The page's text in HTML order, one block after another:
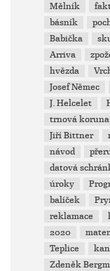
Mělník
básník
Babička
Arriva
hvězda
Josef Němec
J. Helcelet
trnová koruna
Jiří Bittner
návod
datová
úroky
balíček
reklamace
2020
Teplice
Zdeněk